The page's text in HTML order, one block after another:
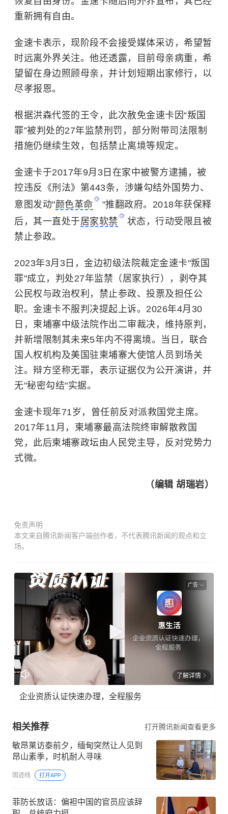
重新拥有自由。
金速卡表示，现阶段不会接受媒体采访，希望暂
时远离外界关注。他还透露，目前母亲病重，希
望留在身边照顾母亲，并计划短期出家修行，以
尽孝报恩。
根据洪森代签的王令，此次赦免金速卡因“叛国
罪”被判处的27年监禁刑罚，部分附带司法限制
措施仍继续生效，包括禁止离境等规定。
金速卡于2017年9月3日在家中被警方逮捕，被
控违反《刑法》第443条，涉嫌勾结外国势力、
意图发动"颜色革命
"推翻政府。2018年获保释
后，其一直处于居家软禁
状态，行动受限且被
禁止参政。
2023年3月3日，金边初级法院裁定金速卡"叛国
罪"成立，判处27年监禁（居家执行），剥夺其
公民权与政治权利，禁止参政、投票及担任公
职。金速卡不服判决提起上诉。2026年4月30
日，柬埔寨中级法院作出二审裁决，维持原判，
并新增限制其未来5年内不得离境。当日，联合
国人权机构及美国驻柬埔寨大使馆人员到场关
注。辩方坚称无罪，表示证据仅为公开演讲，并
无"秘密勾结"实据。
金速卡现年71岁，曾任前反对派救国党主席。
2017年11月，柬埔寨最高法院终审解散救国
党，此后柬埔寨政坛由人民党主导，反对党势力
式微。
（编辑 胡瑞岩）
免责声明
本文来自腾讯新闻客户端创作者，不代表腾讯新闻的观点和立
场。
广告
了解详情
企业资质认证快速办理，全程服务
相关推荐 打开腾讯新闻查看更多
敏昂莱访泰前夕，缅甸突然让人见到
昂山素季，时机耐人寻味
国迹线 打开APP
菲防长放话：偏袒中国的官员应该辞